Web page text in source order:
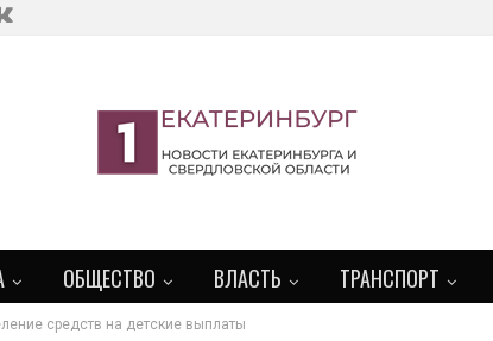
ОБЩЕСТВО ВЛАСТЬ ТРАНСПОРТ
средств на детские выплаты